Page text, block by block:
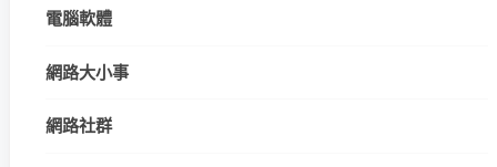
電腦軟體
網路大小事
網路社群